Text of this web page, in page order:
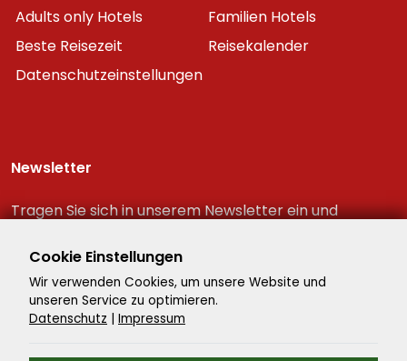
Adults only Hotels
Familien Hotels
Beste Reisezeit
Reisekalender
Datenschutzeinstellungen
Newsletter
Tragen Sie sich in unserem Newsletter ein und
Reiseschnäppchen!
Cookie Einstellungen
Wir verwenden Cookies, um unsere Website und
unseren Service zu optimieren.
Datenschutz | Impressum